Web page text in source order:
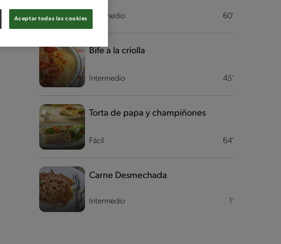
Intermedio 60'
Intermedio 45'
Bife a la criolla
Fácil 64'
Torta de papa y champiñones
Intermedio 1'
Carne Desmechada
Aceptar todas las cookies